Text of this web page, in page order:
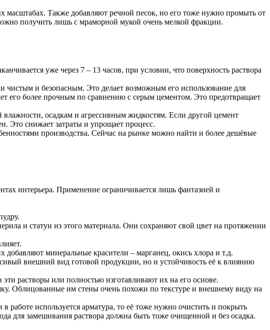
Также добавляют речной песок, но его тоже нужно промыть от
получить лишь с мраморной мукой очень мелкой фракции.
уже через 7 – 13 часов, при условии, что поверхность раствора
чистым и безопасным. Это делает возможным его использование для
его более прочным по сравнению с серым цементом. Это предотвращает
осадкам и агрессивным жидкостям. Если другой цемент
Это снижает затраты и упрощает процесс.
производства. Сейчас на рынке можно найти и более дешёвые
интерьера. Применение ограничивается лишь фантазией и
и статуи из этого материала. Они сохраняют свой цвет на протяжении
минеральные красители – марганец, окись хлора и т.д.
внешний вид готовой продукции, но и устойчивость её к влиянию
растворы или полностью изготавливают их на его основе.
Облицованные им стены очень похожи по текстуре и внешнему виду на
работе используется арматура, то её тоже нужно очистить и покрыть
для замешивания раствора должна быть тоже очищенной и без осадка.